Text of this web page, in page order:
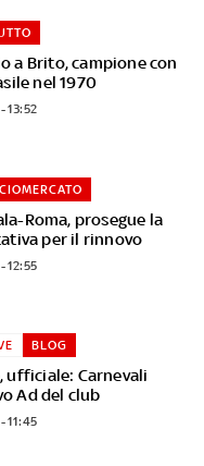
a Brito, campione con
nel 1970
13:52
Roma, prosegue la
per il rinnovo
12:55
ufficiale: Carnevali
Ad del club
BLOG
11:45